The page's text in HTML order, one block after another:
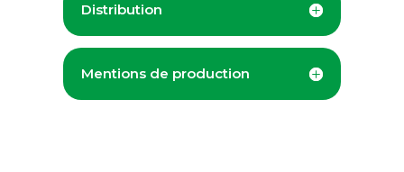
Distribution
Mentions de production